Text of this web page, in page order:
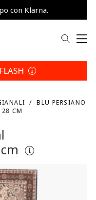
scelta
con Klarna.
BLU PERSIANO
CM